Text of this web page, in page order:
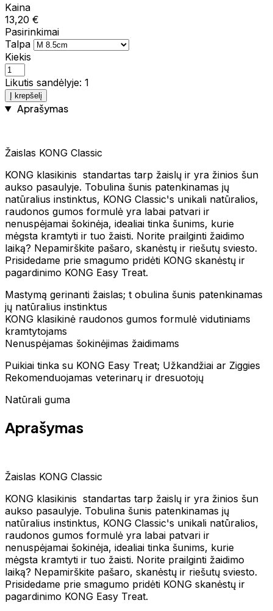
Kaina
13,20 €
Pasirinkimai
Talpa
Kiekis
Likutis sandėlyje: 1
Į krepšelį
Aprašymas
Žaislas KONG Classic
KONG klasikinis standartas tarp žaislų ir yra žinios šun
aukso pasaulyje. Tobulina šunis patenkinamas jų
natūralius instinktus, KONG Classic's unikali natūralios,
raudonos gumos formulė yra labai patvari ir
nenuspėjamai šokinėja, idealiai tinka šunims, kurie
mėgsta kramtyti ir tuo žaisti. Norite prailginti žaidimo
laiką? Nepamirškite pašaro, skanėstų ir riešutų sviesto.
Prisidedame prie smagumo pridėti KONG skanėstų ir
pagardinimo KONG Easy Treat.
Mastymą gerinanti žaislas; t obulina šunis patenkinamas
jų natūralius instinktus
KONG klasikinė raudonos gumos formulė vidutiniams
kramtytojams
Nenuspėjamas šokinėjimas žaidimams
Puikiai tinka su KONG Easy Treat; Užkandžiai ar Ziggies
Rekomenduojamas veterinarų ir dresuotojų
Natūrali guma
Aprašymas
Žaislas KONG Classic
KONG klasikinis standartas tarp žaislų ir yra žinios šun
aukso pasaulyje. Tobulina šunis patenkinamas jų
natūralius instinktus, KONG Classic's unikali natūralios,
raudonos gumos formulė yra labai patvari ir
nenuspėjamai šokinėja, idealiai tinka šunims, kurie
mėgsta kramtyti ir tuo žaisti. Norite prailginti žaidimo
laiką? Nepamirškite pašaro, skanėstų ir riešutų sviesto.
Prisidedame prie smagumo pridėti KONG skanėstų ir
pagardinimo KONG Easy Treat.